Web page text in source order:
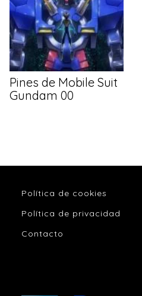
Pines de Mobile Suit
Gundam 00
Política de cookies
Política de privacidad
Contacto